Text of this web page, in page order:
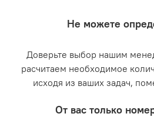
Не можете
Доверьте выбор нашим
расчитаем необходимое
исходя из ваших задач,
От вас только